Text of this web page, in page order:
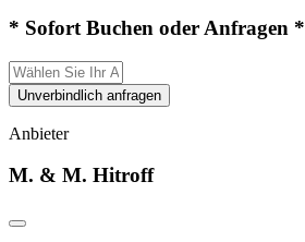
* Sofort Buchen oder Anfragen *
Unverbindlich anfragen
Anbieter
M. & M. Hitroff